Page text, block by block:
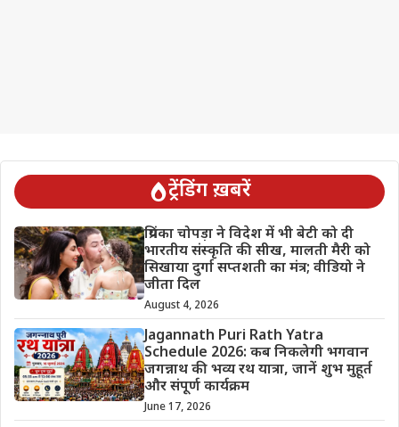
ट्रेंडिंग ख़बरें
प्रियंका चोपड़ा ने विदेश में भी बेटी को दी
भारतीय संस्कृति की सीख, मालती मैरी को
सिखाया दुर्गा सप्तशती का मंत्र; वीडियो ने
जीता दिल
August 4, 2026
Jagannath Puri Rath Yatra
Schedule 2026: कब निकलेगी भगवान
जगन्नाथ की भव्य रथ यात्रा, जानें शुभ मुहूर्त
और संपूर्ण कार्यक्रम
June 17, 2026